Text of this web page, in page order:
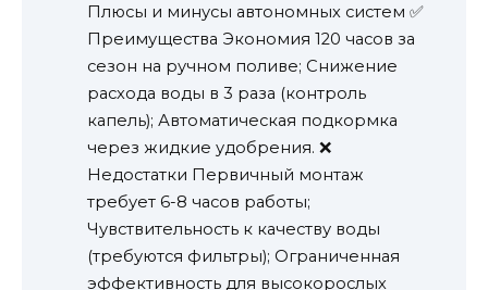
Плюсы и минусы автономных систем ✅
Преимущества Экономия 120 часов за
сезон на ручном поливе; Снижение
расхода воды в 3 раза (контроль
капель); Автоматическая подкормка
через жидкие удобрения. ❌
Недостатки Первичный монтаж
требует 6-8 часов работы;
Чувствительность к качеству воды
(требуются фильтры); Ограниченная
эффективность для высокорослых